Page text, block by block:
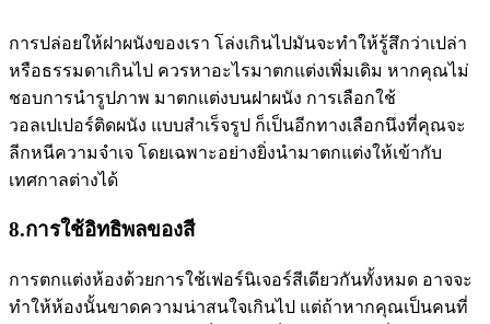
การปล่อยให้ฝาผนังของเรา โล่งเกินไปมันจะทำให้รู้สึกว่าเปล่า
หรือธรรมดาเกินไป ควรหาอะไรมาตกแต่งเพิ่มเดิม หากคุณไม่
ชอบการนำรูปภาพ มาตกแต่งบนฝาผนัง การเลือกใช้
วอลเปเปอร์ติดผนัง แบบสำเร็จรูป ก็เป็นอีกทางเลือกนึงที่คุณจะ
ลีกหนีความจำเจ โดยเฉพาะอย่างยิ่งนำมาตกแต่งให้เข้ากับ
เทศกาลต่างได้
8.การใช้อิทธิพลของสี
การตกแต่งห้องด้วยการใช้เฟอร์นิเจอร์สีเดียวกันทั้งหมด อาจจะ
ทำให้ห้องนั้นขาดความน่าสนใจเกินไป แต่ถ้าหากคุณเป็นคนที่